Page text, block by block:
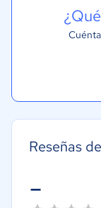
Reseñas
-